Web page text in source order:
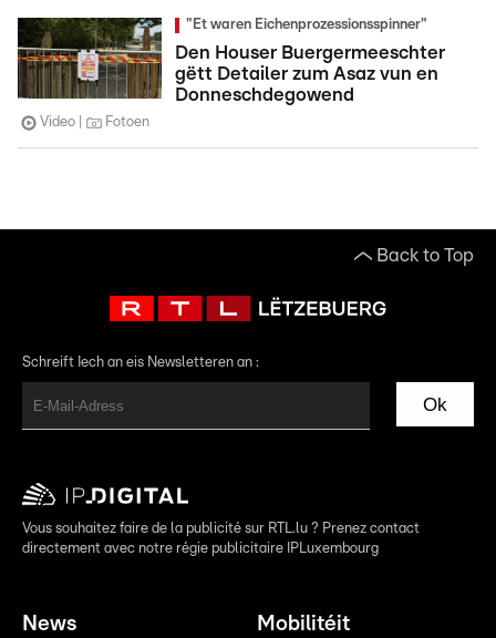
"Et waren Eichenprozessionsspinner"
Den Houser Buergermeeschter
gëtt Detailer zum Asaz vun en
Donneschdegowend
Video Fotoen
Back to Top
Schreift Iech an eis Newsletteren an :
Ok
Vous souhaitez faire de la publicité sur RTL.lu ? Prenez contact
directement avec notre régie publicitaire IPLuxembourg
News Mobilitéit